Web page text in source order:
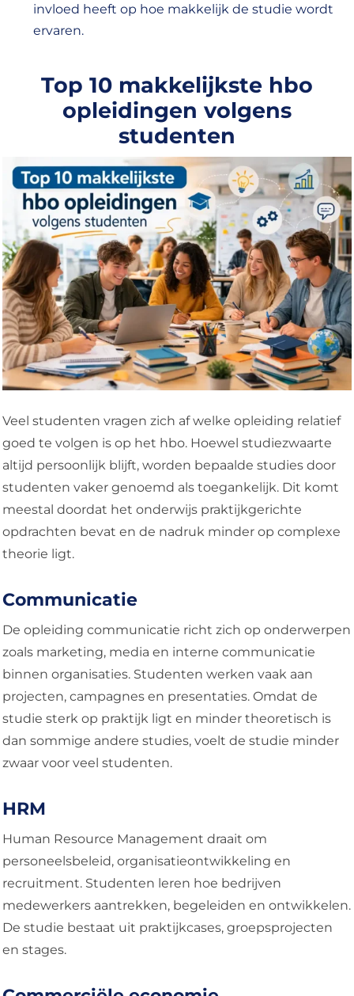
invloed heeft op hoe makkelijk de studie wordt
ervaren.
Top 10 makkelijkste hbo
opleidingen volgens
studenten
Veel studenten vragen zich af welke opleiding relatief
goed te volgen is op het hbo. Hoewel studiezwaarte
altijd persoonlijk blijft, worden bepaalde studies door
studenten vaker genoemd als toegankelijk. Dit komt
meestal doordat het onderwijs praktijkgerichte
opdrachten bevat en de nadruk minder op complexe
theorie ligt.
Communicatie
De opleiding communicatie richt zich op onderwerpen
zoals marketing, media en interne communicatie
binnen organisaties. Studenten werken vaak aan
projecten, campagnes en presentaties. Omdat de
studie sterk op praktijk ligt en minder theoretisch is
dan sommige andere studies, voelt de studie minder
zwaar voor veel studenten.
HRM
Human Resource Management draait om
personeelsbeleid, organisatieontwikkeling en
recruitment. Studenten leren hoe bedrijven
medewerkers aantrekken, begeleiden en ontwikkelen.
De studie bestaat uit praktijkcases, groepsprojecten
en stages.